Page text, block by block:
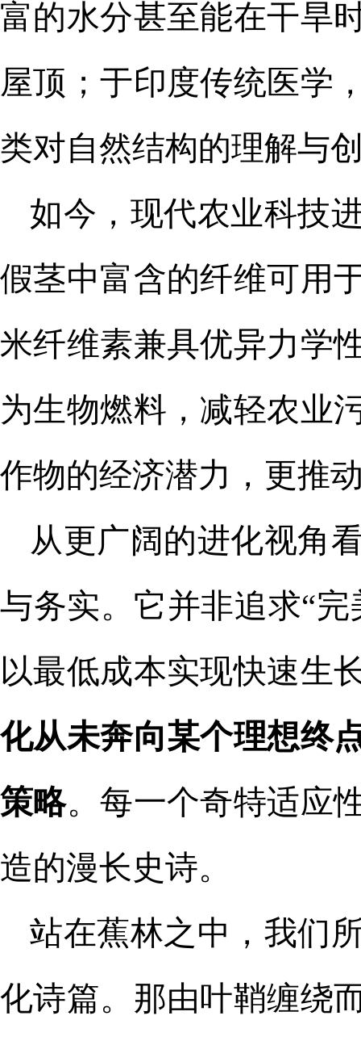
富的水分甚至能在干旱
屋顶；于印度传统医学
类对自然结构的理解与
如今，现代农业科技
假茎中富含的纤维可用
米纤维素兼具优异力学
为生物燃料，减轻农业
作物的经济潜力，更推
从更广阔的进化视角
与务实。它并非追求“
以最低成本实现快速生
化从未奔向某个理想终
策略。每一个奇特适应
造的漫长史诗。
站在蕉林之中，我们
化诗篇。那由叶鞘缠绕